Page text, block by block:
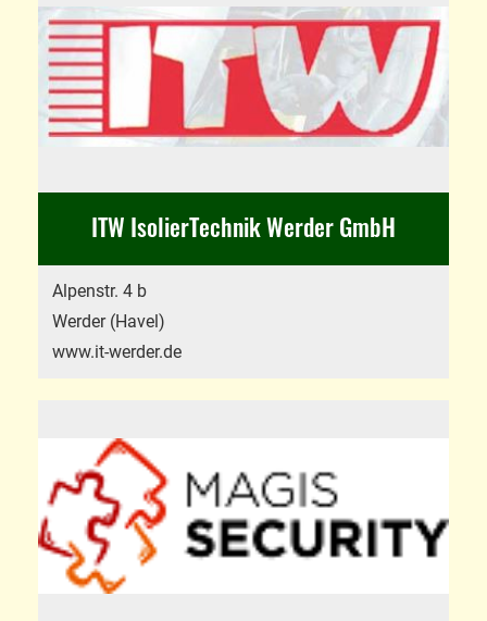
ITW IsolierTechnik Werder GmbH
Alpenstr. 4 b
Werder (Havel)
www.it-werder.de